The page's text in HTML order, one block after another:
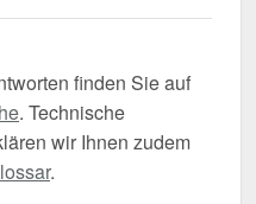
finden Sie auf
. Technische
wir Ihnen zudem
.